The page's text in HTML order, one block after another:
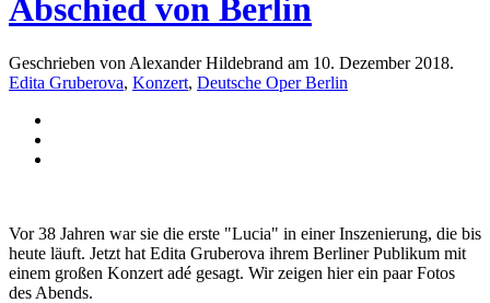
Abschied von Berlin
Geschrieben von Alexander Hildebrand am 10. Dezember 2018.
Edita Gruberova, Konzert, Deutsche Oper Berlin
Vor 38 Jahren war sie die erste "Lucia" in einer Inszenierung, die bis
heute läuft. Jetzt hat Edita Gruberova ihrem Berliner Publikum mit
einem großen Konzert adé gesagt. Wir zeigen hier ein paar Fotos
des Abends.